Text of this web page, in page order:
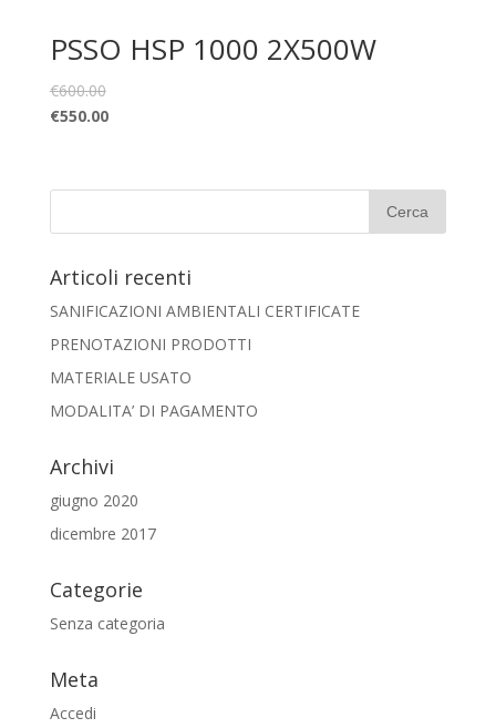
PSSO HSP 1000 2X500W
€600.00
€550.00
Articoli recenti
SANIFICAZIONI AMBIENTALI CERTIFICATE
PRENOTAZIONI PRODOTTI
MATERIALE USATO
MODALITA’ DI PAGAMENTO
Archivi
giugno 2020
dicembre 2017
Categorie
Senza categoria
Meta
Accedi